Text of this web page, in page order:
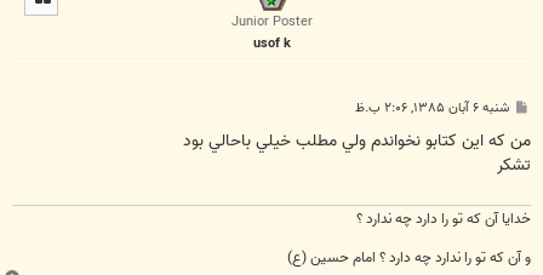
Junior Poster
usof k
ت
شنبه ۶ آبان ۱۳۸۵, ۲:۰۶ ب.ظ
من که اين کتابو نخواندم ولي مطلب خيلي باحالي بود
تشکر
خدايا آن که تو را دارد چه ندارد ؟
و آن که تو را ندارد چه دارد ؟ امام حسين (ع)